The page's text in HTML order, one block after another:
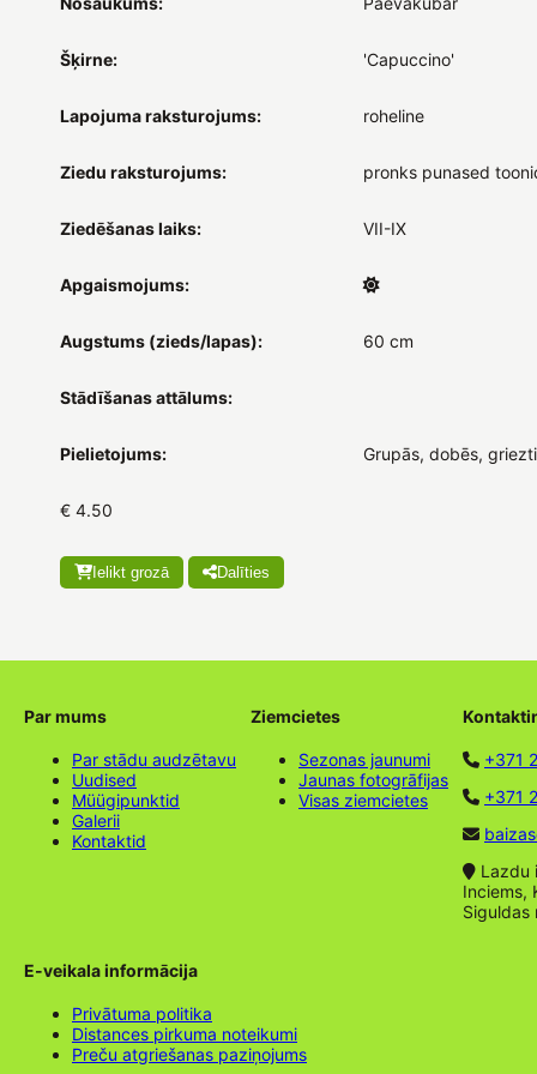
Šķirne: 'Capuccino'
Lapojuma raksturojums: roheline
Ziedu raksturojums: pronks punased
Ziedēšanas laiks: VII-IX
Apgaismojums:
Augstums (zieds/lapas): 60 cm
Stādīšanas attālums:
Pielietojums: Grupās, dobēs,
€ 4.50
Ielikt grozā Dalīties
Par mums
Par stādu audzētavu
Uudised
Müügipunktid
Galerii
Kontaktid
Ziemcietes
Sezonas jaunumi
Jaunas fotogrāfijas
Visas ziemcietes
+371
+371
Lazdu
Inciems,
Siguldas
E-veikala informācija
Privātuma politika
Distances pirkuma noteikumi
Preču atgriešanas paziņojums